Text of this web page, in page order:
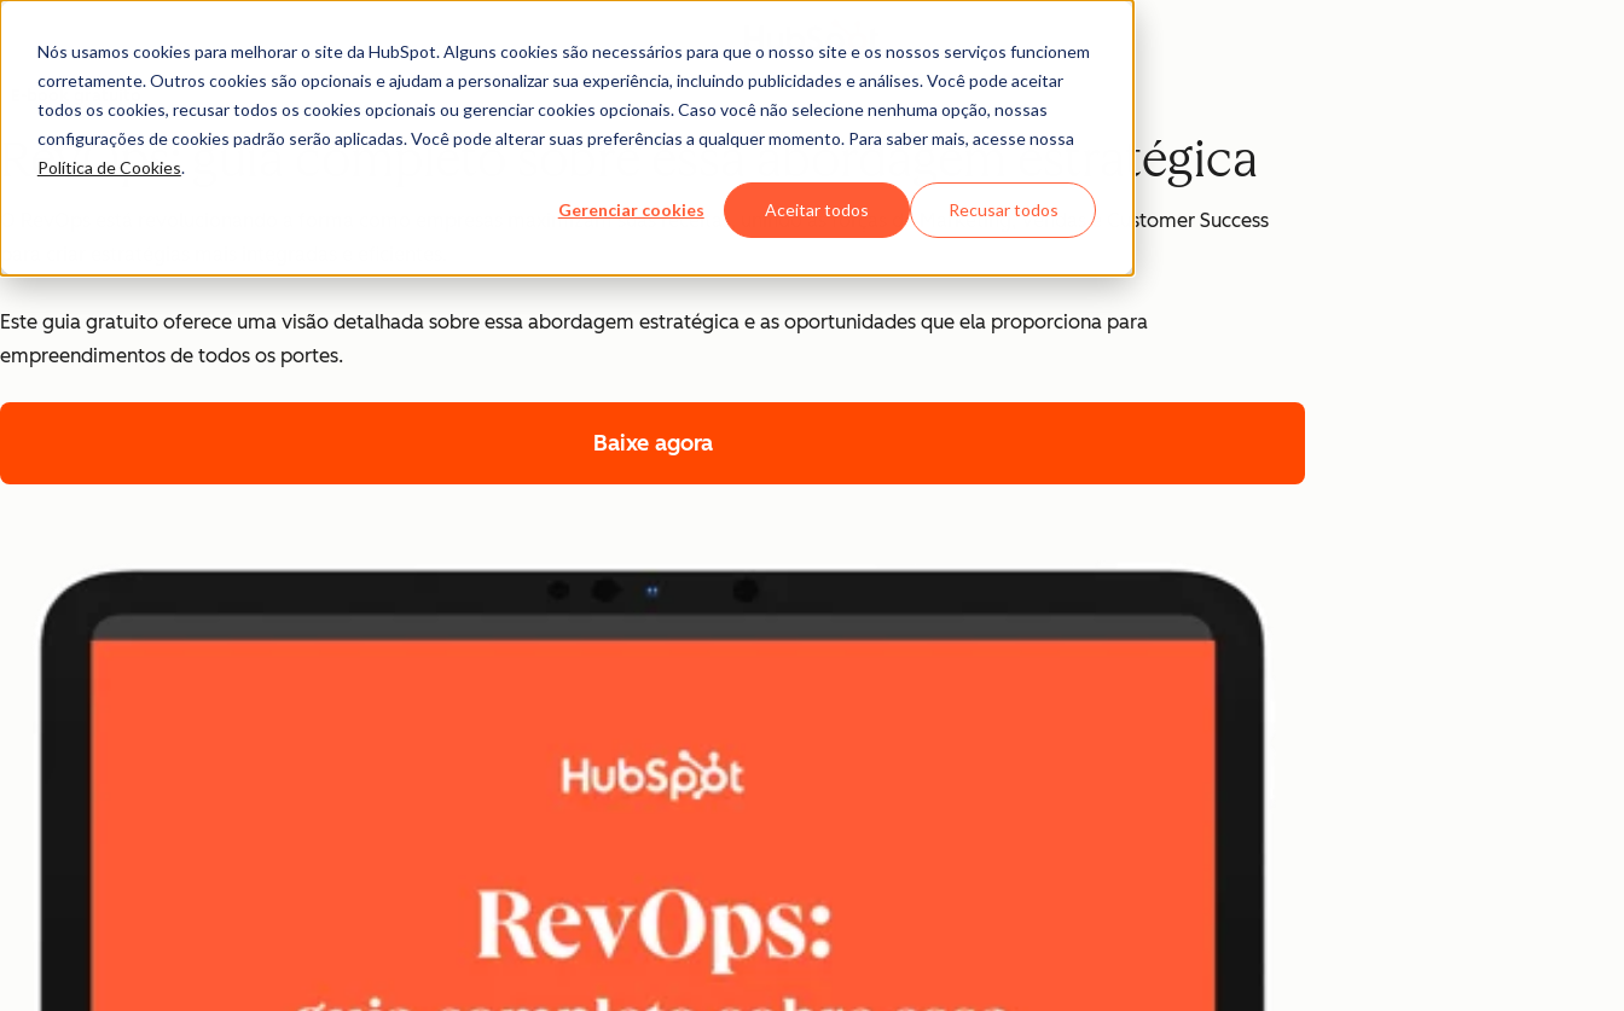
Nós usamos cookies para melhorar o site da HubSpot. Alguns cookies são necessários para que o nosso site e os nossos serviços funcionem
corretamente. Outros cookies são opcionais e ajudam a personalizar sua experiência, incluindo publicidades e análises. Você pode aceitar
todos os cookies, recusar todos os cookies opcionais ou gerenciar cookies opcionais. Caso você não selecione nenhuma opção, nossas
configurações de cookies padrão serão aplicadas. Você pode alterar suas preferências a qualquer momento. Para saber mais, acesse nossa
Política de Cookies.
Gerenciar cookies Aceitar todos Recusar todos
RevOps: guia completo sobre essa abordagem estratégica
O RevOps está revolucionando a forma como empresas maximizam suas receitas, unindo as forças de Marketing, Vendas e Customer Success
Este guia gratuito oferece uma visão detalhada sobre essa abordagem estratégica e as oportunidades que ela proporciona para
empreendimentos de todos os portes.
Baixe agora